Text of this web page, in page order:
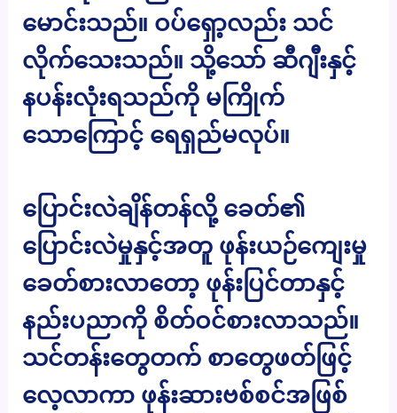
မောင်းသည်။ ဝပ်ရှော့လည်း သင်
လိုက်သေးသည်။ သို့သော် ဆီဂျီးနှင့်
နပန်းလုံးရသည်ကို မကြိုက်
သောကြောင့် ရေရှည်မလုပ်။
ပြောင်းလဲချိန်တန်လို့ ခေတ်၏
ပြောင်းလဲမှုနှင့်အတူ ဖုန်းယဉ်ကျေးမှု
ခေတ်စားလာတော့ ဖုန်းပြင်တာနှင့်
နည်းပညာကို စိတ်ဝင်စားလာသည်။
သင်တန်းတွေတက် စာတွေဖတ်ဖြင့်
လေ့လာကာ ဖုန်းဆားဗစ်စင်အဖြစ်